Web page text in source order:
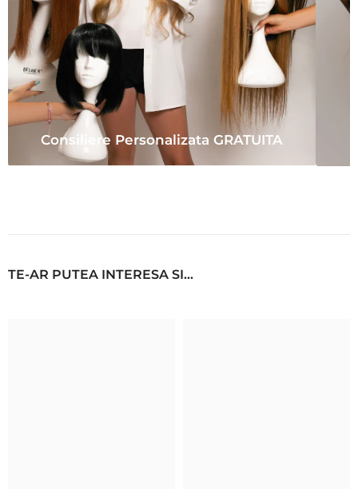
Consiliere Personalizata GRATUITA
TE-AR PUTEA INTERESA SI...